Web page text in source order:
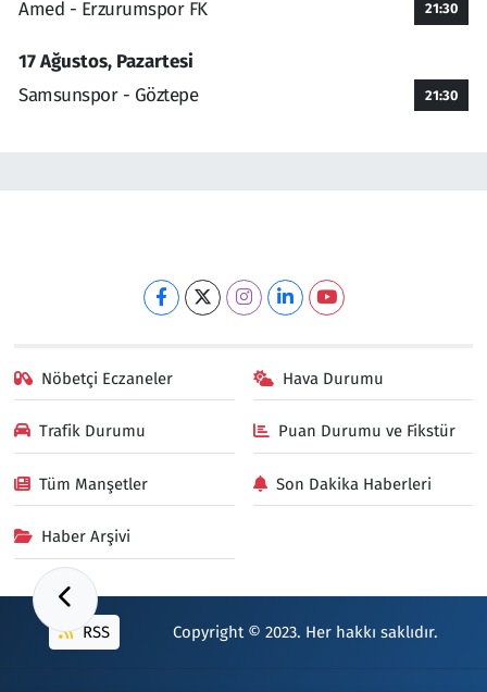
Amed - Erzurumspor FK 21:30
17 Ağustos, Pazartesi
Samsunspor - Göztepe
21:30
Nöbetçi Eczaneler Hava Durumu
Trafik Durumu Puan Durumu ve Fikstür
Tüm Manşetler Son Dakika Haberleri
Haber Arşivi
RSS Copyright © 2023. Her hakkı saklıdır.